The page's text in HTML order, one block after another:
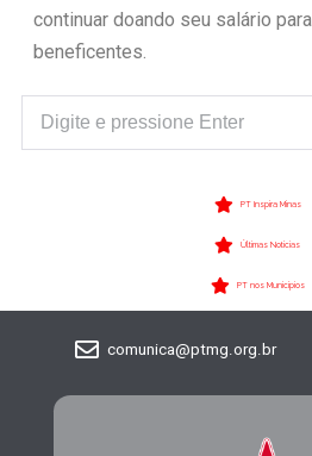
continuar doando seu salário
beneficentes.
PT Inspira Minas
Últimas Notícias
PT nos Municípios
comunica@ptmg.org.br